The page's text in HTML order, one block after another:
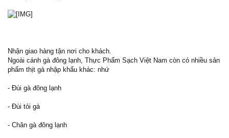
Nhận giao hàng tận nơi cho khách.
Ngoài cánh gà đông lạnh, Thực Phẩm Sạch Việt Nam còn có nhiều sản
phẩm thịt gà nhập khẩu khác: nhứ
- Đùi gà đông lạnh
- Đùi tỏi gà
- Chân gà đông lạnh